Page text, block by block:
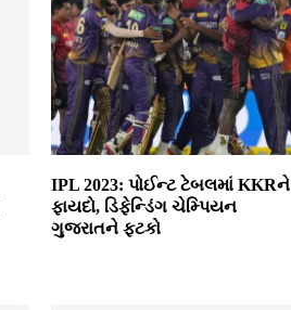
IPL 2023: પોઈન્ટ ટેબલમાં KKRને
ફાયદો, ડિફેન્ડિંગ ચેમ્પિયન
ગુજરાતને ફટકો